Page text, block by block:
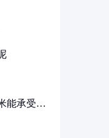
能承受多